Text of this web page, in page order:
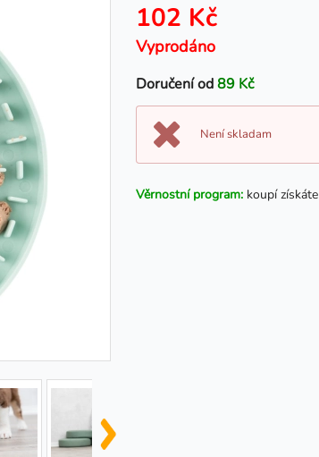
102 Kč
Vyprodáno
Doručení od89 Kč
Není skladam
Věrnostní program: koupí získáte